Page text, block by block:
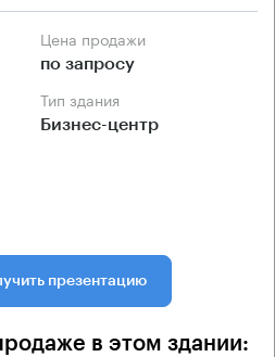
Цена продажи
по запросу
Тип здания
Бизнес-центр
презентацию
в этом здании: